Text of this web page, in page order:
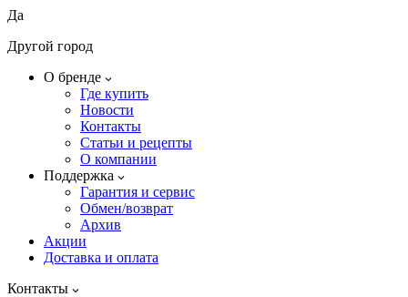
Да
Другой город
О бренде
Где купить
Новости
Контакты
Статьи и рецепты
О компании
Поддержка
Гарантия и сервис
Обмен/возврат
Архив
Акции
Доставка и оплата
Контакты